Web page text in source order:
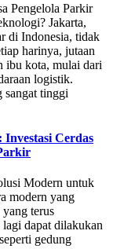
Pengelola Parkir
Jakarta,
di Indonesia, tidak
harinya, jutaan
ibu kota, mulai dari
logistik.
sangat tinggi
Cerdas
Modern untuk
modern yang
terus
dapat dilakukan
gedung